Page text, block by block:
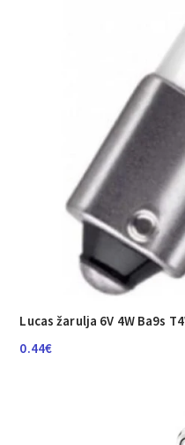
Lucas žarulja 6V 4W Ba9s
0.44€